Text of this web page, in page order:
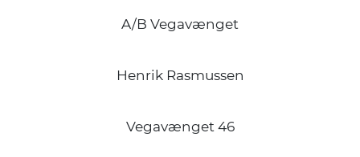
A/B Vegavænget
Henrik Rasmussen
Vegavænget 46